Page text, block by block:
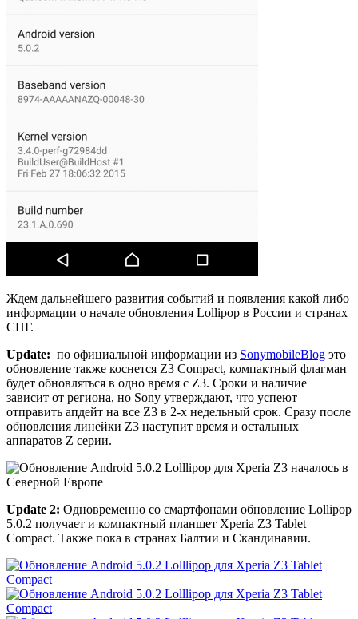
Ждем дальнейшего развития событий и появления какой либо
информации о начале обновления Lollipop в России и странах
СНГ.
Update: по официальной информации из SonymobileBlog это
обновление также коснется Z3 Compact, компактный флагман
будет обновляться в одно время с Z3. Сроки и наличие
зависит от региона, но Sony утверждают, что успеют
отправить апдейт на все Z3 в 2-х недельный срок. Сразу после
обновления линейки Z3 наступит время и остальных
аппаратов Z серии.
Update 2: Одновременно со смартфонами обновление Lollipop
5.0.2 получает и компактный планшет Xperia Z3 Tablet
Сompact. Также пока в странах Балтии и Скандинавии.